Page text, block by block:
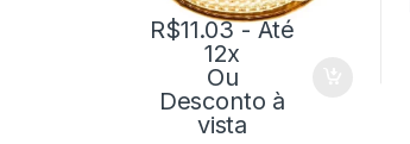
R$11.03- Até
12x
Ou
Desconto à
vista